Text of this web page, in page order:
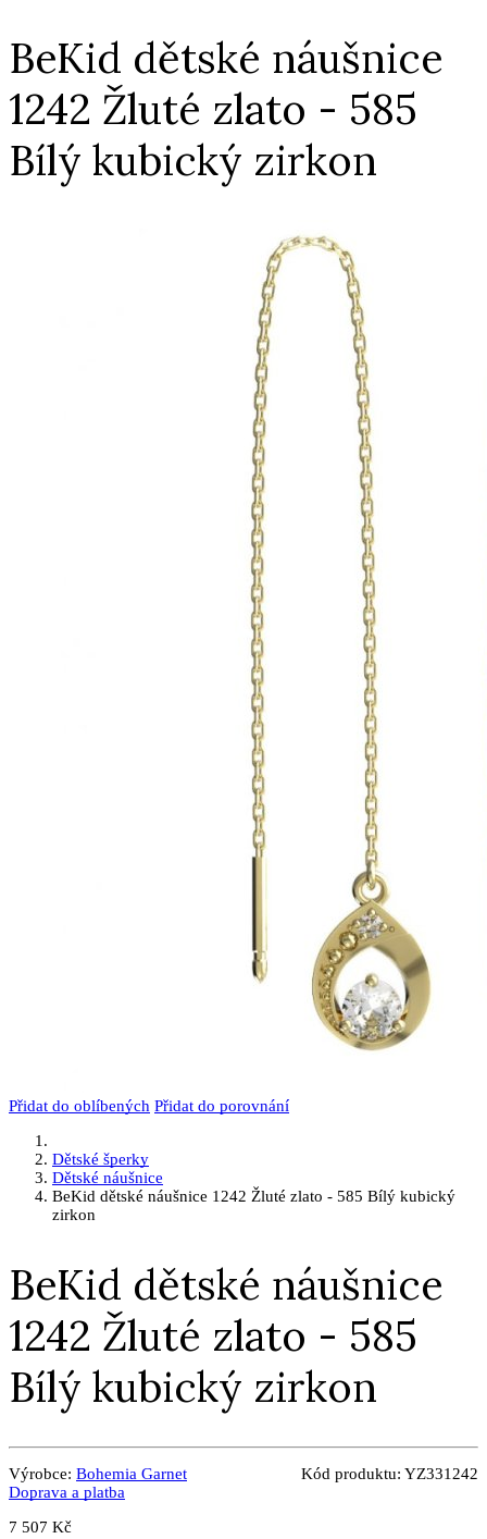
BeKid dětské náušnice
1242 Žluté zlato - 585
Bílý kubický zirkon
Přidat do oblíbených Přidat do porovnání
Dětské šperky
Dětské náušnice
BeKid dětské náušnice 1242 Žluté zlato - 585 Bílý kubický
zirkon
BeKid dětské náušnice
1242 Žluté zlato - 585
Bílý kubický zirkon
Výrobce: Bohemia Garnet Kód produktu: YZ331242
Doprava a platba
7 507 Kč